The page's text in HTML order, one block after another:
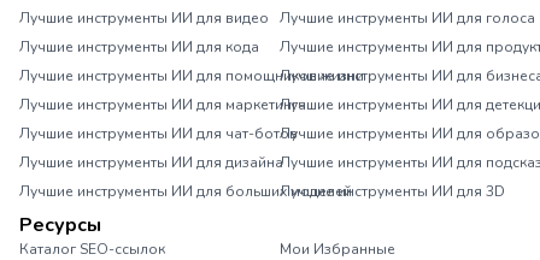
Лучшие инструменты ИИ для видео
Лучшие инструменты ИИ для голоса
Лучшие инструменты ИИ для кода
Лучшие инструменты ИИ для
Лучшие инструменты ИИ для помощников жизниЛучшие инструменты ИИ для
Лучшие инструменты ИИ для маркетингаЛучшие инструменты ИИ для
Лучшие инструменты ИИ для чат-ботовЛучшие инструменты ИИ для
Лучшие инструменты ИИ для дизайнаЛучшие инструменты ИИ для
Лучшие инструменты ИИ для больших моделейЛучшие инструменты ИИ для 3D
Ресурсы
Каталог SEO-ссылок
Мои Избранные